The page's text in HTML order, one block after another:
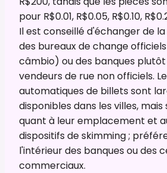
pour R$0.01, R$0.05, R$0.10,
Il est conseillé d'échanger de
des bureaux de change
câmbio) ou des banques plutôt
vendeurs de rue non officiels.
automatiques de billets sont
disponibles dans les villes,
quant à leur emplacement et
dispositifs de skimming ;
l'intérieur des banques ou des
commerciaux.